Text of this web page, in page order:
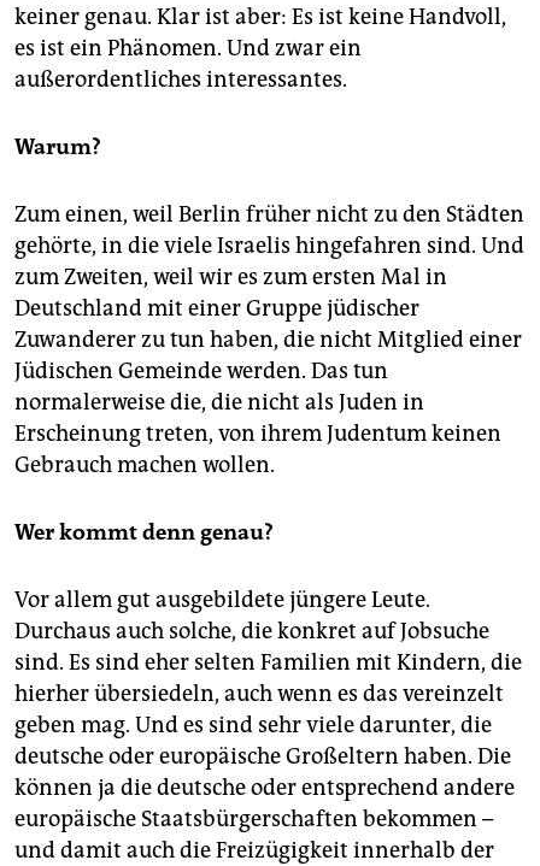
keiner genau. Klar ist aber: Es ist keine Handvoll,
es ist ein Phänomen. Und zwar ein
außerordentliches interessantes.
Warum?
Zum einen, weil Berlin früher nicht zu den Städten
gehörte, in die viele Israelis hingefahren sind. Und
zum Zweiten, weil wir es zum ersten Mal in
Deutschland mit einer Gruppe jüdischer
Zuwanderer zu tun haben, die nicht Mitglied einer
Jüdischen Gemeinde werden. Das tun
normalerweise die, die nicht als Juden in
Erscheinung treten, von ihrem Judentum keinen
Gebrauch machen wollen.
Wer kommt denn genau?
Vor allem gut ausgebildete jüngere Leute.
Durchaus auch solche, die konkret auf Jobsuche
sind. Es sind eher selten Familien mit Kindern, die
hierher übersiedeln, auch wenn es das vereinzelt
geben mag. Und es sind sehr viele darunter, die
deutsche oder europäische Großeltern haben. Die
können ja die deutsche oder entsprechend andere
europäische Staatsbürgerschaften bekommen –
und damit auch die Freizügigkeit innerhalb der